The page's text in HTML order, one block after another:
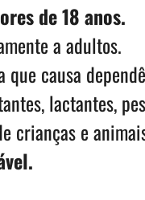
de 18 anos.
a adultos.
causa
lactantes,
crianças e